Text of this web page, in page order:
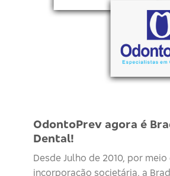
OdontoPrev agora é
Dental!
Desde Julho de 2010, por meio
incorporação societária, a